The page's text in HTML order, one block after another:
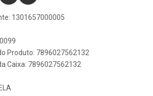
1301657000005
Produto: 7896027562132
Caixa: 7896027562132